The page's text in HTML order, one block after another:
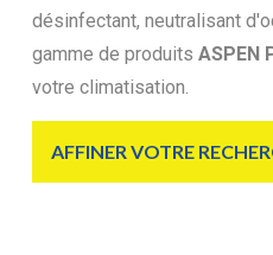
désinfectant, neutralisant
gamme de produits ASPEN
votre climatisation.
AFFINER VOTRE